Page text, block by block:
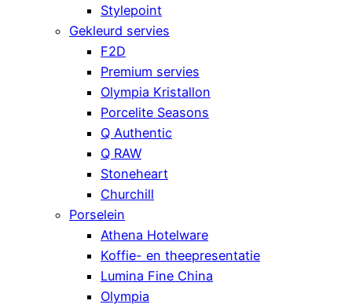
Stylepoint
Gekleurd servies
F2D
Premium servies
Olympia Kristallon
Porcelite Seasons
Q Authentic
Q RAW
Stoneheart
Churchill
Porselein
Athena Hotelware
Koffie- en theepresentatie
Lumina Fine China
Olympia